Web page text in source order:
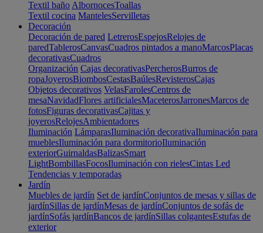
Textil baño AlbornocesToallas
Textil cocina MantelesServilletas
Decoración
Decoración de pared LetrerosEspejosRelojes de
paredTablerosCanvasCuadros pintados a manoMarcosPlacas
decorativasCuadros
Organización Cajas decorativasPercherosBurros de
ropaJoyerosBiombosCestasBaúlesRevisterosCajas
Objetos decorativos VelasFarolesCentros de
mesaNavidadFlores artificialesMaceterosJarronesMarcos de
fotosFiguras decorativasCajitas y
joyerosRelojesAmbientadores
Iluminación LámparasIluminación decorativaIluminación para
mueblesIluminación para dormitorioIluminación
exteriorGuirnaldasBalizasSmart
LightBombillasFocosIluminación con rielesCintas Led
Tendencias y temporadas
Jardín
Muebles de jardín Set de jardínConjuntos de mesas y sillas de
jardínSillas de jardínMesas de jardínConjuntos de sofás de
jardínSofás jardínBancos de jardínSillas colgantesEstufas de
exterior